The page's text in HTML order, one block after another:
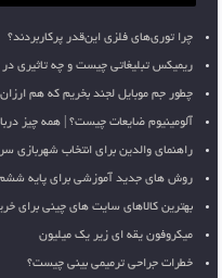
چرا توری‌های فلزی این‌قدر پرکاربردند؟
ریمیکس تبلیغاتی چیست و چه تاثیری در
چطور جم موبایل لجند بخریم که هم
آلومینیوم ضایعات چیست؟ | همه چیز
راهنمای والدین برای انتخاب شهربازی
روش های جدید آموزشی برای پایه ششم
بهترین کالاهای سایت های چینی برای
میکروفون یقه ای زیر یک میلیون
خطرات جراحی ترمیمی بینی چیست؟